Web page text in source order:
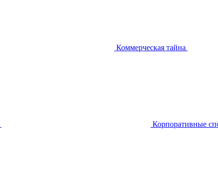
Коммерческая тайна
Корпоративные